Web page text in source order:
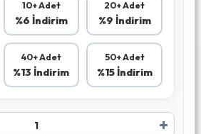
10+ Adet
%6 İndirim
20+ Adet
%9 İndirim
40+ Adet
%13 İndirim
50+ Adet
%15 İndirim